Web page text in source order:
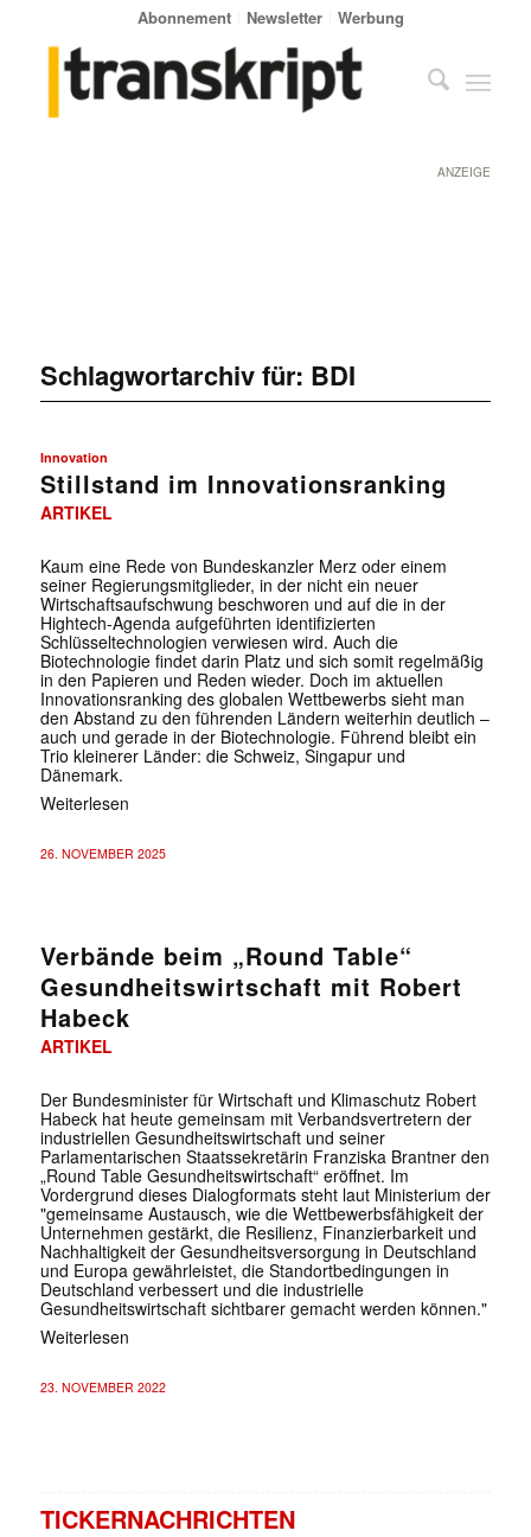
Abonnement Newsletter Werbung
ANZEIGE
Schlagwortarchiv für: BDI
Innovation
Stillstand im Innovationsranking
ARTIKEL
Kaum eine Rede von Bundeskanzler Merz oder einem
seiner Regierungsmitglieder, in der nicht ein neuer
Wirtschaftsaufschwung beschworen und auf die in der
Hightech-Agenda aufgeführten identifizierten
Schlüsseltechnologien verwiesen wird. Auch die
Biotechnologie findet darin Platz und sich somit regelmäßig
in den Papieren und Reden wieder. Doch im aktuellen
Innovationsranking des globalen Wettbewerbs sieht man
den Abstand zu den führenden Ländern weiterhin deutlich –
auch und gerade in der Biotechnologie. Führend bleibt ein
Trio kleinerer Länder: die Schweiz, Singapur und
Dänemark.
Weiterlesen
26. NOVEMBER 2025
Verbände beim „Round Table“
Gesundheitswirtschaft mit Robert
Habeck
ARTIKEL
Der Bundesminister für Wirtschaft und Klimaschutz Robert
Habeck hat heute gemeinsam mit Verbandsvertretern der
industriellen Gesundheitswirtschaft und seiner
Parlamentarischen Staatssekretärin Franziska Brantner den
„Round Table Gesundheitswirtschaft“ eröffnet. Im
Vordergrund dieses Dialogformats steht laut Ministerium der
"gemeinsame Austausch, wie die Wettbewerbsfähigkeit der
Unternehmen gestärkt, die Resilienz, Finanzierbarkeit und
Nachhaltigkeit der Gesundheitsversorgung in Deutschland
und Europa gewährleistet, die Standortbedingungen in
Deutschland verbessert und die industrielle
Gesundheitswirtschaft sichtbarer gemacht werden können."
Weiterlesen
23. NOVEMBER 2022
TICKERNACHRICHTEN